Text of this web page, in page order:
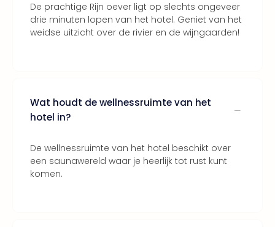
De prachtige Rijn oever ligt op slechts ongeveer
drie minuten lopen van het hotel. Geniet van het
weidse uitzicht over de rivier en de wijngaarden!
Wat houdt de wellnessruimte van het
hotel in?
De wellnessruimte van het hotel beschikt over
een saunawereld waar je heerlijk tot rust kunt
komen.